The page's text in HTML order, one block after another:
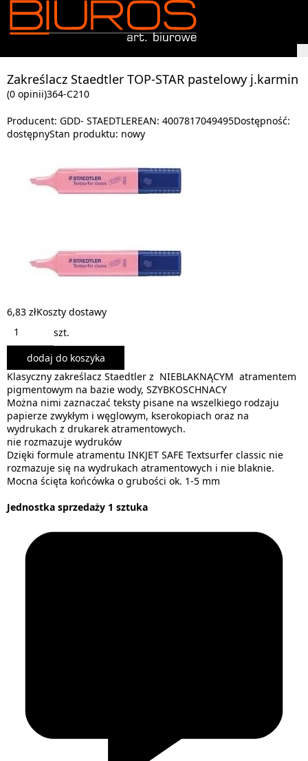
Zakreślacz Staedtler TOP-STAR pastelowy j.karmin
(0 opinii)364-C210
Producent: GDD- STAEDTLEREAN: 4007817049495Dostępność:
dostępnyStan produktu: nowy
6,83 złKoszty dostawy
szt.
dodaj do koszyka
Klasyczny zakreślacz Staedtler z NIEBLAKNĄCYM atramentem
pigmentowym na bazie wody, SZYBKOSCHNACY
Można nimi zaznaczać teksty pisane na wszelkiego rodzaju
papierze zwykłym i węglowym, kserokopiach oraz na
wydrukach z drukarek atramentowych.
nie rozmazuje wydruków
Dzięki formule atramentu INKJET SAFE Textsurfer classic nie
rozmazuje się na wydrukach atramentowych i nie blaknie.
Mocna ścięta końcówka o grubości ok. 1-5 mm
Jednostka sprzedaży 1 sztuka